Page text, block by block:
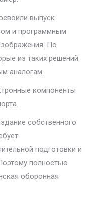
выпуск
и программным
По
из таких решений
аналогам.
компоненты
собственного
подготовки и
полностью
оборонная